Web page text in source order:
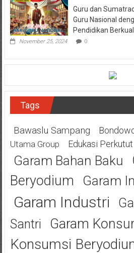
Guru dan
Guru Nasional
Pendidikan
November 25, 2024 0
Tags
Bawaslu Sampang
Utama Group
Edukasi Perkutut
Garam Bahan Baku
Beryodium
Garam
Garam Industri
Santri
Garam
Konsumsi